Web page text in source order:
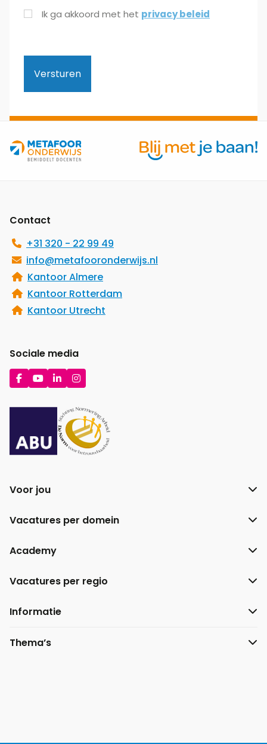
Ik ga akkoord met het privacy beleid
Contact
+31 320 - 22 99 49
info@metafooronderwijs.nl
Kantoor Almere
Kantoor Rotterdam
Kantoor Utrecht
Sociale media
Ga
naar
Facebook
Ga
naar
YouTube
Ga
naar
LinkedIn
Ga
naar
Instagram
Voor jou
Vacatures per domein
Academy
Vacatures per regio
Informatie
Thema’s